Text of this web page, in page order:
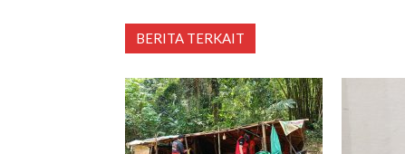
BERITA TERKAIT